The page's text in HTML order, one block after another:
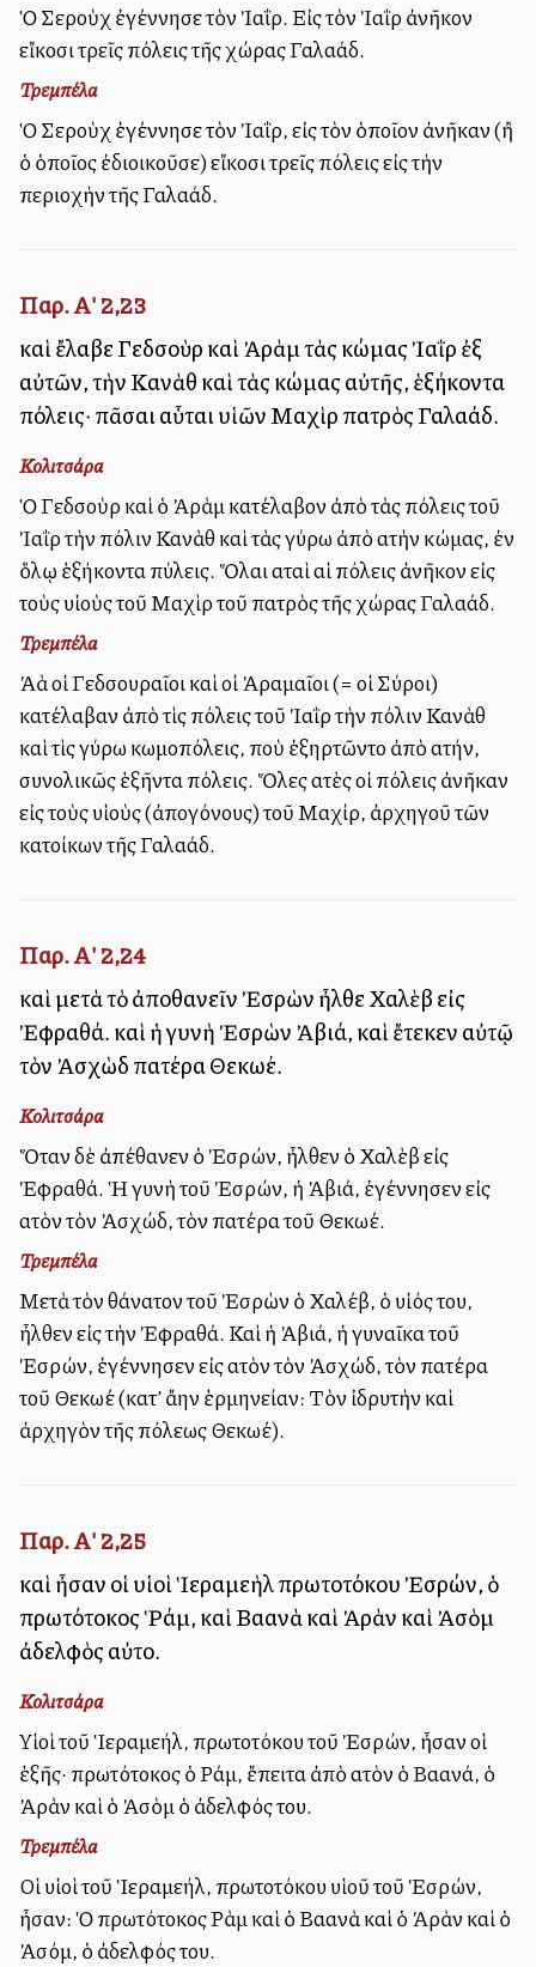
Ὁ Σεροὺχ ἐγέννησε τὸν Ἰαΐρ. Εἰς τὸν Ἰαῒρ ἀνῆκον
εἴκοσι τρεῖς πόλεις τῆς χώρας Γαλαάδ.
Τρεμπέλα
Ὁ Σεροὺχ ἐγέννησε τὸν Ἰαΐρ, εἰς τὸν ὁποῖον ἀνῆκαν (ἢ
ὁ ὁποῖος ἐδιοικοῦσε) εἴκοσι τρεῖς πόλεις εἰς τὴν
περιοχὴν τῆς Γαλαάδ.
Παρ. Α' 2,23
καὶ ἔλαβε Γεδσοὺρ καὶ Ἀρὰμ τὰς κώμας Ἰαῒρ ἐξ
αὐτῶν, τὴν Κανὰθ καὶ τὰς κώμας αὐτῆς, ἑξήκοντα
πόλεις· πᾶσαι αὗται υἱῶν Μαχὶρ πατρὸς Γαλαάδ.
Κολιτσάρα
Ὁ Γεδσοὺρ καὶ ὁ Ἀρὰμ κατέλαβον ἀπὸ τὰς πόλεις τοῦ
Ἰαῒρ τὴν πόλιν Κανὰθ καὶ τὰς γύρω ἀπὸ αὐτὴν κώμας, ἐν
ὅλῳ ἑξήκοντα πύλεις. Ὅλαι αὐταὶ αἱ πόλεις ἀνῆκον εἰς
τοὺς υἱοὺς τοῦ Μαχὶρ τοῦ πατρὸς τῆς χώρας Γαλαάδ.
Τρεμπέλα
Ἀλλὰ οἱ Γεδσουραῖοι καὶ οἱ Ἀραμαῖοι (= οἱ Σύροι)
κατέλαβαν ἀπὸ τὶς πόλεις τοῦ Ἰαῒρ τὴν πόλιν Κανὰθ
καὶ τὶς γύρω κωμοπόλεις, ποὺ ἐξηρτῶντο ἀπὸ αὐτήν,
συνολικῶς ἑξῆντα πόλεις. Ὅλες αὐτὲς οἱ πόλεις ἀνῆκαν
εἰς τοὺς υἱοὺς (ἀπογόνους) τοῦ Μαχίρ, ἀρχηγοῦ τῶν
κατοίκων τῆς Γαλαάδ.
Παρ. Α' 2,24
καὶ μετὰ τὸ ἀποθανεῖν Ἐσρὼν ἦλθε Χαλὲβ εἰς
Ἐφραθά. καὶ ἡ γυνὴ Ἐσρὼν Ἀβιά, καὶ ἔτεκεν αὐτῷ
τὸν Ἀσχὼδ πατέρα Θεκωέ.
Κολιτσάρα
Ὅταν δὲ ἀπέθανεν ὁ Ἐσρών, ἦλθεν ὁ Χαλὲβ εἰς
Ἐφραθά. Ἡ γυνὴ τοῦ Ἐσρών, ἡ Ἀβιά, ἐγέννησεν εἰς
αὐτὸν τὸν Ἀσχώδ, τὸν πατέρα τοῦ Θεκωέ.
Τρεμπέλα
Μετὰ τὸν θάνατον τοῦ Ἐσρὼν ὁ Χαλέβ, ὁ υἱός του,
ἦλθεν εἰς τὴν Ἐφραθά. Καὶ ἡ Ἀβιά, ἡ γυναῖκα τοῦ
Ἐσρών, ἐγέννησεν εἰς αὐτὸν τὸν Ἀσχώδ, τὸν πατέρα
τοῦ Θεκωέ (κατ’ ἄλλην ἑρμηνείαν: Τὸν ἰδρυτὴν καὶ
ἀρχηγὸν τῆς πόλεως Θεκωέ).
Παρ. Α' 2,25
καὶ ἦσαν οἱ υἱοὶ Ἱεραμεὴλ πρωτοτόκου Ἐσρών, ὁ
πρωτότοκος Ῥάμ, καὶ Βαανὰ καὶ Ἀρὰν καὶ Ἀσὸμ
ἀδελφὸς αὐτοῦ.
Κολιτσάρα
Υἱοὶ τοῦ Ἱεραμεήλ, πρωτοτόκου τοῦ Ἐσρών, ἦσαν οἱ
ἑξῆς· πρωτότοκος ὁ Ράμ, ἔπειτα ἀπὸ αὐτὸν ὁ Βαανά, ὁ
Ἀρὰν καὶ ὁ Ἀσὸμ ὁ ἀδελφός του.
Τρεμπέλα
Οἱ υἱοὶ τοῦ Ἱεραμεήλ, πρωτοτόκου υἱοῦ τοῦ Ἐσρών,
ἦσαν: Ὁ πρωτότοκος Ρὰμ καὶ ὁ Βαανὰ καὶ ὁ Ἀρὰν καὶ ὁ
Ἀσόμ, ὁ ἀδελφός του.